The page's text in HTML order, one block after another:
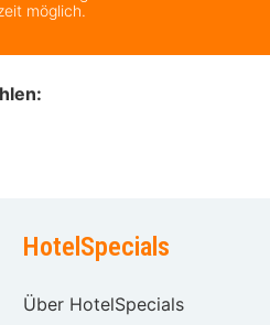
möglich.
HotelSpecials
Über HotelSpecials